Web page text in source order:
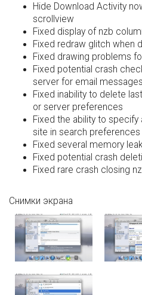
Hide Download Activity
scrollview
Fixed display of nzb
Fixed redraw glitch when
Fixed drawing problems
Fixed potential crash
server for email
Fixed inability to delete
or server preferences
Fixed the ability to
site in search preferences
Fixed several memory
Fixed potential crash
Fixed rare crash closing
Снимки экрана